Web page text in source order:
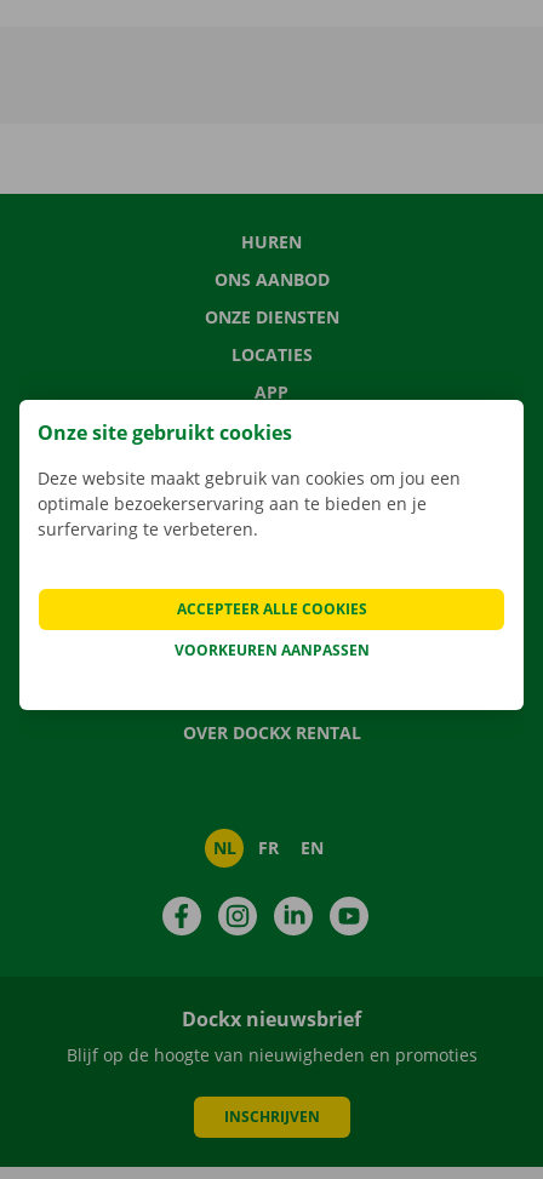
HUREN
ONS AANBOD
ONZE DIENSTEN
LOCATIES
APP
VERHUISOPLOSSINGEN
NIEUWS
CADEAUBON
OVER DOCKX RENTAL
NL FR EN
FacebookInstagramLinkedIn
Dockx nieuwsbrief
Blijf op de hoogte van nieuwigheden en promoties
INSCHRIJVEN
Onze site gebruikt cookies
Deze website maakt gebruik van cookies om jou een
optimale bezoekerservaring aan te bieden en je
surfervaring te verbeteren.
VOORKEUREN AANPASSEN
ACCEPTEER ALLE COOKIES